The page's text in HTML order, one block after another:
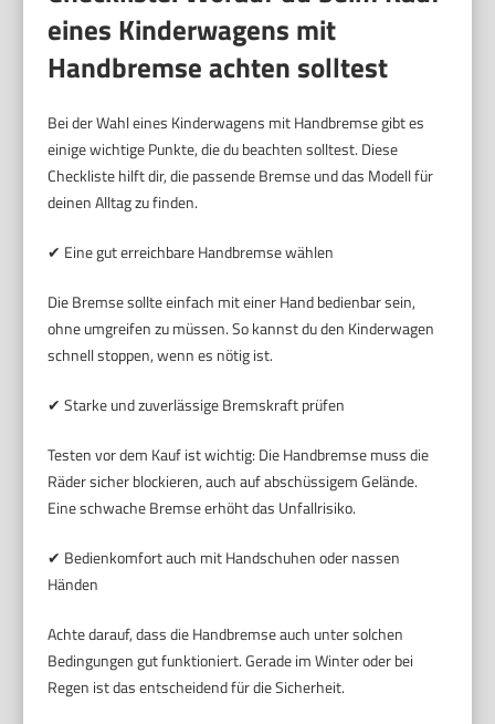
eines Kinderwagens mit
Handbremse achten solltest
Bei der Wahl eines Kinderwagens mit Handbremse gibt es
einige wichtige Punkte, die du beachten solltest. Diese
Checkliste hilft dir, die passende Bremse und das Modell für
deinen Alltag zu finden.
✔ Eine gut erreichbare Handbremse wählen
Die Bremse sollte einfach mit einer Hand bedienbar sein,
ohne umgreifen zu müssen. So kannst du den Kinderwagen
schnell stoppen, wenn es nötig ist.
✔ Starke und zuverlässige Bremskraft prüfen
Testen vor dem Kauf ist wichtig: Die Handbremse muss die
Räder sicher blockieren, auch auf abschüssigem Gelände.
Eine schwache Bremse erhöht das Unfallrisiko.
✔ Bedienkomfort auch mit Handschuhen oder nassen
Händen
Achte darauf, dass die Handbremse auch unter solchen
Bedingungen gut funktioniert. Gerade im Winter oder bei
Regen ist das entscheidend für die Sicherheit.